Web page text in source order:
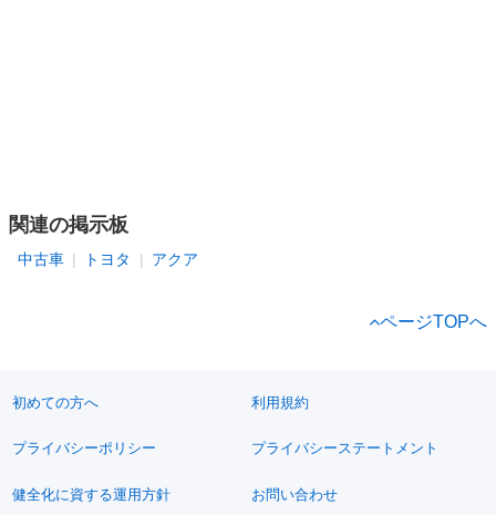
関連の掲示板
中古車 トヨタ アクア
ページTOPへ
初めての方へ 利用規約
プライバシーポリシー プライバシーステートメント
健全化に資する運用方針 お問い合わせ